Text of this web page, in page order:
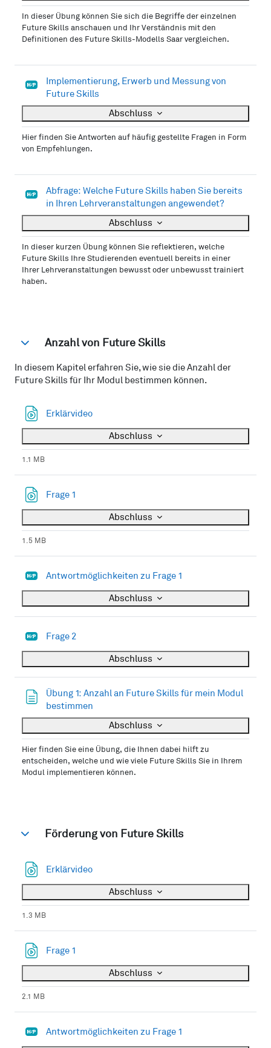
In dieser Übung können Sie sich die Begriffe der einzelnen
Future Skills anschauen und Ihr Verständnis mit den
Definitionen des Future Skills-Modells Saar vergleichen.
Implementierung, Erwerb und Messung von
Future Skills
Abschluss
Hier finden Sie Antworten auf häufig gestellte Fragen in Form
von Empfehlungen.
Abfrage: Welche Future Skills haben Sie bereits
in Ihren Lehrveranstaltungen angewendet?
Abschluss
In dieser kurzen Übung können Sie reflektieren, welche
Future Skills Ihre Studierenden eventuell bereits in einer
Ihrer Lehrveranstaltungen bewusst oder unbewusst trainiert
haben.
EinklappenAnzahl von Future Skills
In diesem Kapitel erfahren Sie, wie sie die Anzahl der
Future Skills für Ihr Modul bestimmen können.
Erklärvideo
Abschluss
1.1 MB
Frage 1
Abschluss
1.5 MB
Antwortmöglichkeiten zu Frage 1
Abschluss
Frage 2H5P
Abschluss
Übung 1: Anzahl an Future Skills für mein Modul
bestimmen
Abschluss
Hier finden Sie eine Übung, die Ihnen dabei hilft zu
entscheiden, welche und wie viele Future Skills Sie in Ihrem
Modul implementieren können.
EinklappenFörderung von Future Skills
Erklärvideo
Abschluss
1.3 MB
Frage 1
Abschluss
2.1 MB
Antwortmöglichkeiten zu Frage 1